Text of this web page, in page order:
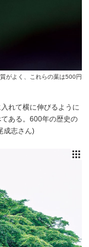
がよく、これらの葉は500円
れて横に伸びるように
ある。600年の歴史の
成志さん)